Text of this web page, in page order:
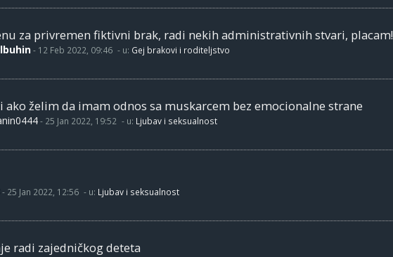
za privremen fiktivni brak, radi nekih administrativnih stvari, placam!
- 12 Feb 2022, 09:46 - u: Gej brakovi i roditeljstvo
ako želim da imam odnos sa muskarcem bez emocionalne strane
- 25 Jan 2022, 19:52 - u: Ljubav i seksualnost
- 25 Jan 2022, 12:56 - u: Ljubav i seksualnost
radi zajedničkog deteta